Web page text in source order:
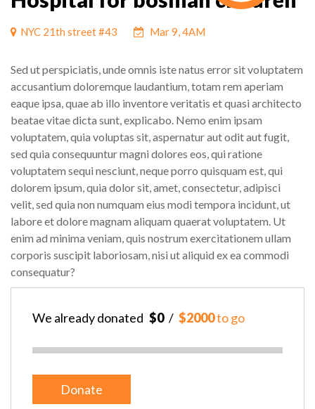
NYC 21th street #43 Mar 9, 4AM
Sed ut perspiciatis, unde omnis iste natus error sit voluptatem
accusantium doloremque laudantium, totam rem aperiam
eaque ipsa, quae ab illo inventore veritatis et quasi architecto
beatae vitae dicta sunt, explicabo. Nemo enim ipsam
voluptatem, quia voluptas sit, aspernatur aut odit aut fugit,
sed quia consequuntur magni dolores eos, qui ratione
voluptatem sequi nesciunt, neque porro quisquam est, qui
dolorem ipsum, quia dolor sit, amet, consectetur, adipisci
velit, sed quia non numquam eius modi tempora incidunt, ut
labore et dolore magnam aliquam quaerat voluptatem. Ut
enim ad minima veniam, quis nostrum exercitationem ullam
corporis suscipit laboriosam, nisi ut aliquid ex ea commodi
consequatur?
We already donated $0 $2000to go
Donate